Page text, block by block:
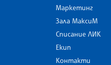
Маркетинг
Зала МаксиМ
Списание ЛИК
Екип
Контакти